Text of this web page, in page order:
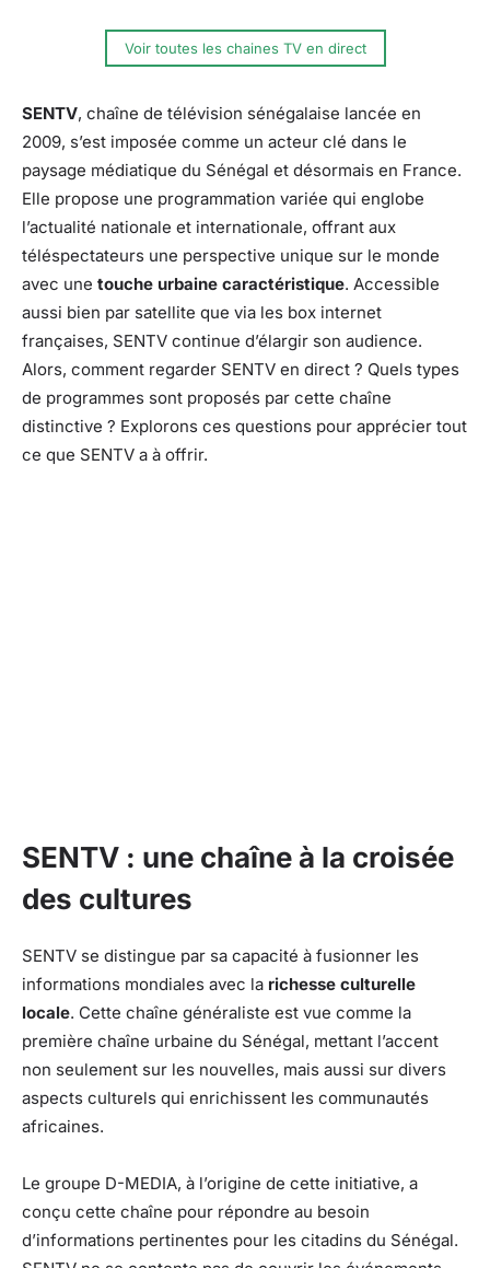
Voir toutes les chaines TV en direct
SENTV, chaîne de télévision sénégalaise lancée en
2009, s’est imposée comme un acteur clé dans le
paysage médiatique du Sénégal et désormais en France.
Elle propose une programmation variée qui englobe
l’actualité nationale et internationale, offrant aux
téléspectateurs une perspective unique sur le monde
avec une touche urbaine caractéristique. Accessible
aussi bien par satellite que via les box internet
françaises, SENTV continue d’élargir son audience.
Alors, comment regarder SENTV en direct ? Quels types
de programmes sont proposés par cette chaîne
distinctive ? Explorons ces questions pour apprécier tout
ce que SENTV a à offrir.
SENTV : une chaîne à la croisée
des cultures
SENTV se distingue par sa capacité à fusionner les
informations mondiales avec la richesse culturelle
locale. Cette chaîne généraliste est vue comme la
première chaîne urbaine du Sénégal, mettant l’accent
non seulement sur les nouvelles, mais aussi sur divers
aspects culturels qui enrichissent les communautés
africaines.
Le groupe D-MEDIA, à l’origine de cette initiative, a
conçu cette chaîne pour répondre au besoin
d’informations pertinentes pour les citadins du Sénégal.